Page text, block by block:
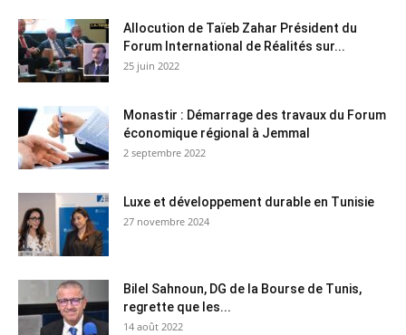
Allocution de Taïeb Zahar Président du
Forum International de Réalités sur...
25 juin 2022
Monastir : Démarrage des travaux du Forum
économique régional à Jemmal
2 septembre 2022
Luxe et développement durable en Tunisie
27 novembre 2024
Bilel Sahnoun, DG de la Bourse de Tunis,
regrette que les...
14 août 2022